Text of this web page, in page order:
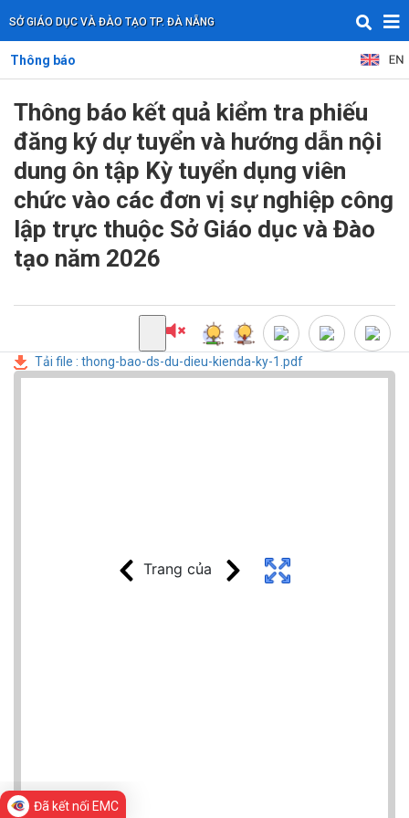
SỞ GIÁO DỤC VÀ ĐÀO TẠO TP. ĐÀ NẴNG
Thông báo
Thông báo kết quả kiểm tra phiếu
đăng ký dự tuyển và hướng dẫn nội
dung ôn tập Kỳ tuyển dụng viên
chức vào các đơn vị sự nghiệp công
lập trực thuộc Sở Giáo dục và Đào
tạo năm 2026
Tải file : thong-bao-ds-du-dieu-kienda-ky-1.pdf
Đã kết nối EMC